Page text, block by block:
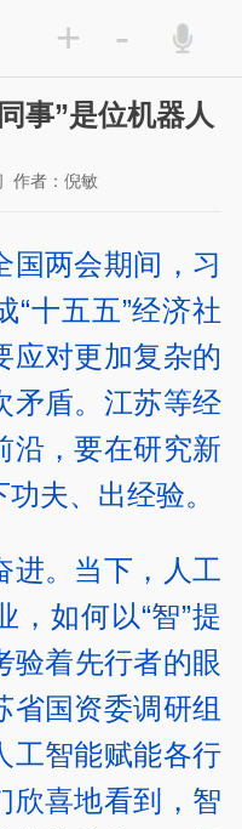
+ -
事”是位机器人
作者：倪敏
国两会期间，习
“十五五”经济社
应对更加复杂的
矛盾。江苏等经
沿，要在研究新
夫、出经验。
进。当下，人工
，如何以“智”提
验着先行者的眼
省国资委调研组
工智能赋能各行
欣喜地看到，智